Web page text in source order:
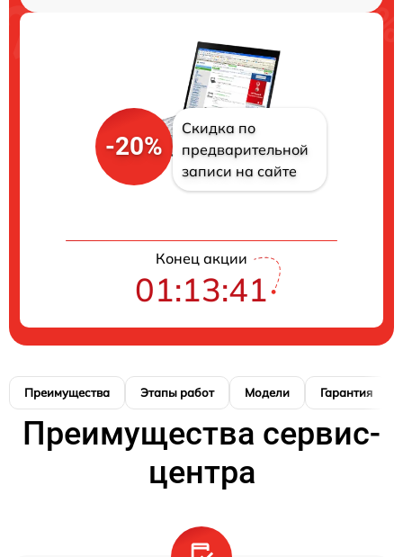
-20%
Скидка по
предварительной
записи на сайте
Конец акции
01:13:40
Преимущества Этапы работ Модели Гарантия
Преимущества сервис-
центра